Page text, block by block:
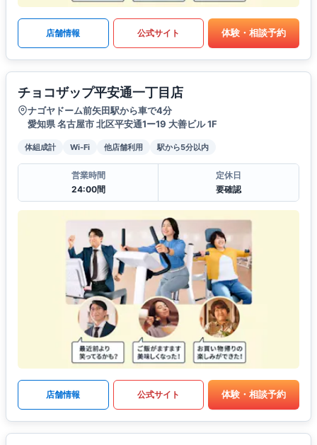
店舗情報 公式サイト 体験・相談予約
チョコザップ平安通一丁目店
ナゴヤドーム前矢田駅から車で4分
愛知県 名古屋市 北区平安通1ー19 大善ビル 1F
体組成計 Wi-Fi 他店舗利用 駅から5分以内
営業時間
24:00間
定休日
要確認
店舗情報 公式サイト 体験・相談予約